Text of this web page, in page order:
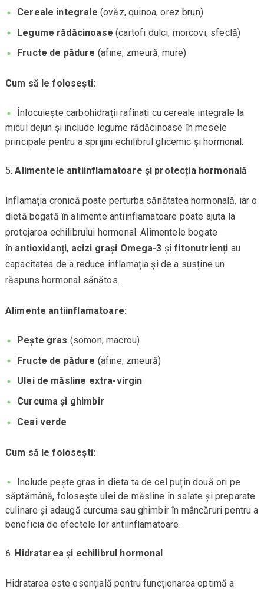
Cereale integrale (ovăz, quinoa, orez brun)
Legume rădăcinoase (cartofi dulci, morcovi, sfeclă)
Fructe de pădure (afine, zmeură, mure)
Cum să le folosești:
Înlocuiește carbohidrații rafinați cu cereale integrale la
micul dejun și include legume rădăcinoase în mesele
principale pentru a sprijini echilibrul glicemic și hormonal.
Alimentele antiinflamatoare și protecția hormonală
Inflamația cronică poate perturba sănătatea hormonală, iar o
dietă bogată în alimente antiinflamatoare poate ajuta la
protejarea echilibrului hormonal. Alimentele bogate
în antioxidanți, acizi grași Omega-3 șifitonutrienți au
capacitatea de a reduce inflamația și de a susține un
răspuns hormonal sănătos.
Alimente antiinflamatoare:
Pește gras (somon, macrou)
Fructe de pădure (afine, zmeură)
Ulei de măsline extra-virgin
Curcuma și ghimbir
Ceai verde
Cum să le folosești:
Include pește gras în dieta ta de cel puțin două ori pe
săptămână, folosește ulei de măsline în salate și preparate
culinare și adaugă curcuma sau ghimbir în mâncăruri pentru a
beneficia de efectele lor antiinflamatoare.
Hidratarea și echilibrul hormonal
Hidratarea este esențială pentru funcționarea optimă a